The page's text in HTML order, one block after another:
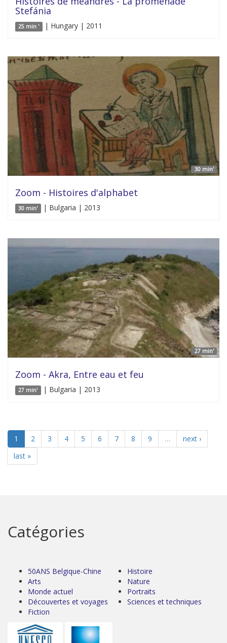
Stefánia
25 min ' | Hungary | 2011
30 min'
Zoom - Histoires d'alphabet
30 min' | Bulgaria | 2013
27 min'
Zoom - Akra, Entre eau et feu
27 min' | Bulgaria | 2013
1 2 3 4 5 6 7 8 9 …
next ›
last »
Catégories
50ANS Belgique-Chine
Arts
Monde actuel
Découvertes et voyages
Fiction
Histoire
Nature
Portraits
Sciences et techniques